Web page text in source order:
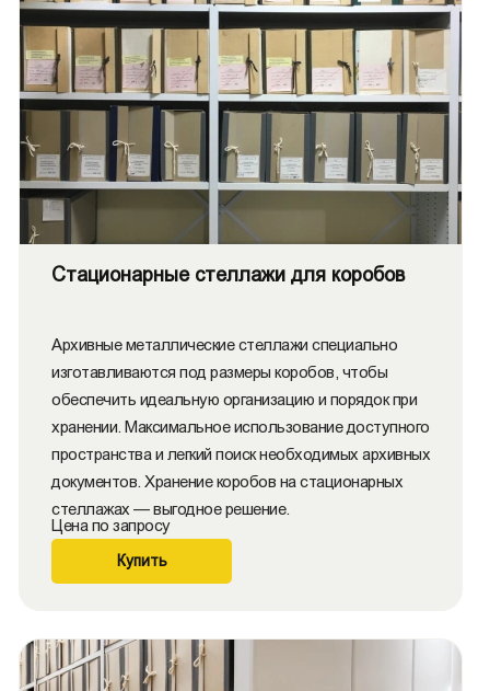
Стационарные стеллажи для коробов
Архивные металлические стеллажи специально
изготавливаются под размеры коробов, чтобы
обеспечить идеальную организацию и порядок при
хранении. Максимальное использование доступного
пространства и легкий поиск необходимых архивных
документов. Хранение коробов на стационарных
стеллажах — выгодное решение.
Цена по запросу
Купить